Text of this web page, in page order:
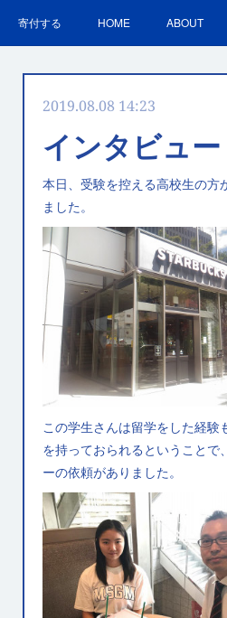
寄付する HOME ABOUT
ＳＤＧｓの取組 お問合せ
2019.08.08 14:23
インタビュー
本日、受験を控える高校生の方
ました。
この学生さんは留学をした経験
を持っておられるということで
ーの依頼がありました。